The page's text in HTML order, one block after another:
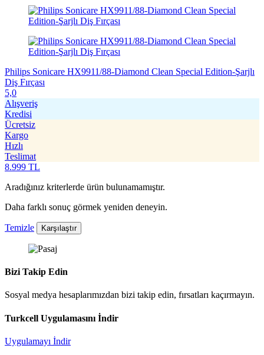
Philips Sonicare HX9911/88-Diamond Clean Special Edition-Şarjlı
Diş Fırçası
5,0
Alışveriş
Kredisi
Ücretsiz
Kargo
Hızlı
Teslimat
8.999 TL
Aradığınız kriterlerde ürün bulunamamıştır.
Daha farklı sonuç görmek yeniden deneyin.
Temizle Karşılaştır
Bizi Takip Edin
Sosyal medya hesaplarımızdan bizi takip edin, fırsatları kaçırmayın.
Turkcell Uygulamasını İndir
Uygulamayı İndir